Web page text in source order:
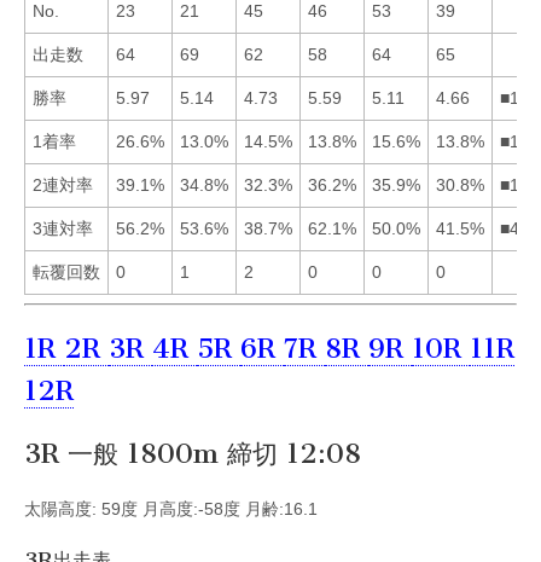
No. 23 21 45 46 53 39
出走数 64 69 62 58 64 65
勝率 5.97 5.14 4.73 5.59 5.11 4.66
1着率 26.6% 13.0% 14.5% 13.8% 15.6% 13.8%
2連対率 39.1% 34.8% 32.3% 36.2% 35.9% 30.8%
3連対率 56.2% 53.6% 38.7% 62.1% 50.0% 41.5%
転覆回数 0 1 2 0 0 0
1R 2R 3R 4R 5R 6R 7R 8R 9R 10R 11R
12R
3R 一般 1800m 締切 12:08
太陽高度: 59度 月高度:-58度 月齢:16.1